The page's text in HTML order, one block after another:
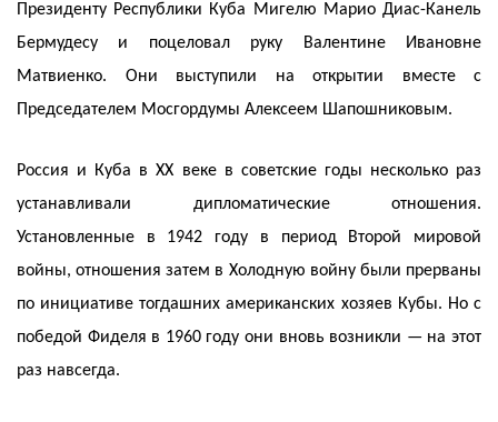
Президенту Республики Куба Мигелю Марио Диас-Канель
Бермудесу и поцеловал руку Валентине Ивановне
Матвиенко. Они выступили на открытии вместе с
Председателем Мосгордумы Алексеем Шапошниковым.
Россия и Куба в XX веке в советские годы несколько раз
устанавливали дипломатические отношения.
Установленные в 1942 году в период Второй мировой
войны, отношения затем в Холодную войну были прерваны
по инициативе тогдашних американских хозяев Кубы. Но с
победой Фиделя в 1960 году они вновь возникли — на этот
раз навсегда.